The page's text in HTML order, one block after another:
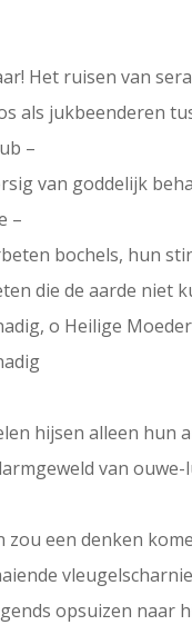
Het ruisen van
als jukbeenderen
–
van goddelijk
–
bochels, hun
die de aarde niet
o Heilige
hijsen alleen hun
van
zou een denken
opsuizen naar